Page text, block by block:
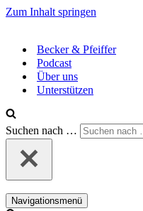
Zum Inhalt springen
Becker & Pfeiffer
Podcast
Über uns
Unterstützen
Suchen nach …
Navigationsmenü